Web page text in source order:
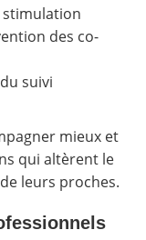
stimulation
des co-
suivi
mieux et
qui altèrent le
leurs proches.